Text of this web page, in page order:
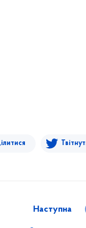
Наступна